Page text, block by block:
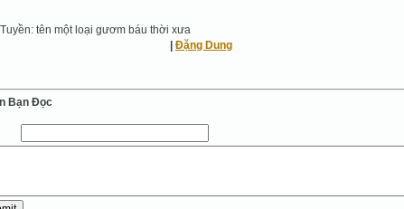
tên một loại gươm báu thời xưa
Đặng Dung
Bạn Ðọc